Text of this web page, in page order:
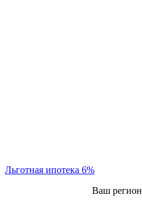
Льготная ипотека 6%
Ваш регион